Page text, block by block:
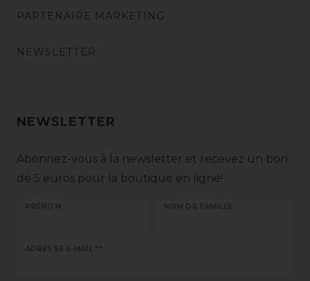
PARTENAIRE MARKETING
NEWSLETTER
NEWSLETTER
Abonnez-vous à la newsletter et recevez un bon
de 5 euros pour la boutique en ligne!
PRÉNOM NOM DE FAMILLE
ADRESSE E-MAIL **
Ceres::Template.newsletterHoneypotLabel